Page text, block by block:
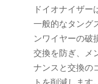
ドイオナイザー
一般的なタング
ンワイヤーの破
交換を防ぎ、メ
ナンスと交換の
トを削減します。